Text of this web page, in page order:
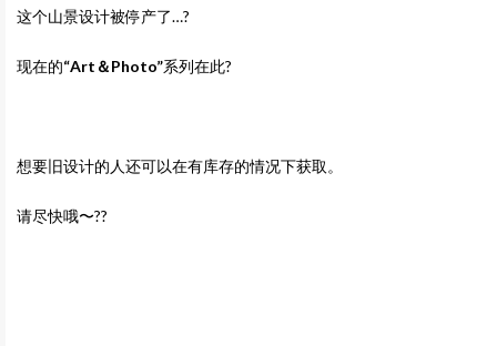
这个山景设计被停产了…?
现在的“Art＆Photo”系列在此?
想要旧设计的人还可以在有库存的情况下获取。
请尽快哦〜??